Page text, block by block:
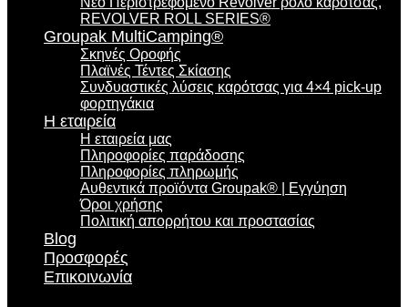
REVOLVER ROLL SERIES®
Groupak MultiCamping®
Σκηνές Οροφής
Πλαϊνές Τέντες Σκίασης
Συνδυαστικές λύσεις καρότσας για 4×4 pick-up
φορτηγάκια
Η εταιρεία
Η εταιρεία μας
Πληροφορίες παράδοσης
Πληροφορίες πληρωμής
Αυθεντικά προϊόντα Groupak® | Εγγύηση
Όροι χρήσης
Πολιτική απορρήτου και προστασίας
Blog
Προσφορές
Επικοινωνία